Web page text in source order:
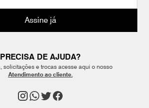
Assine já
PRECISA DE AJUDA?
solicitações e trocas acesse aqui o nosso
Atendimento ao cliente.